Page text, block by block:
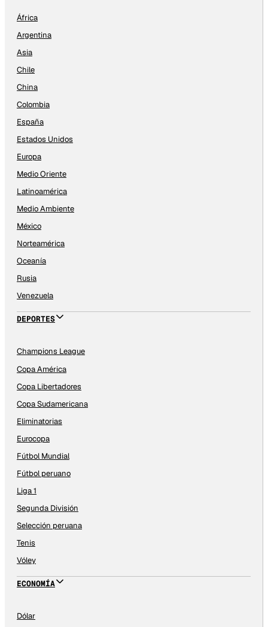
África
Argentina
Asia
Chile
China
Colombia
España
Estados Unidos
Europa
Medio Oriente
Latinoamérica
Medio Ambiente
México
Norteamérica
Oceanía
Rusia
Venezuela
DEPORTES
Champions League
Copa América
Copa Libertadores
Copa Sudamericana
Eliminatorias
Eurocopa
Fútbol Mundial
Fútbol peruano
Liga 1
Segunda División
Selección peruana
Tenis
Vóley
ECONOMÍA
Dólar